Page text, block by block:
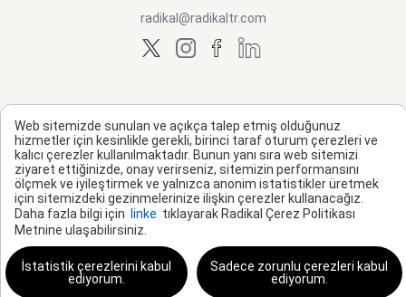
radikal@radikaltr.com
Web sitemizde sunulan ve açıkça talep etmiş olduğunuz
hizmetler için kesinlikle gerekli, birinci taraf oturum çerezleri ve
kalıcı çerezler kullanılmaktadır. Bunun yanı sıra web sitemizi
ziyaret ettiğinizde, onay verirseniz, sitemizin performansını
ölçmek ve iyileştirmek ve yalnızca anonim istatistikler üretmek
için sitemizdeki gezinmelerinize ilişkin çerezler kullanacağız.
Daha fazla bilgi için
linke tıklayarak Radikal Çerez Politikası
Metnine ulaşabilirsiniz.
İstatistik çerezlerini kabul
ediyorum.
Sadece zorunlu çerezleri kabul
ediyorum.